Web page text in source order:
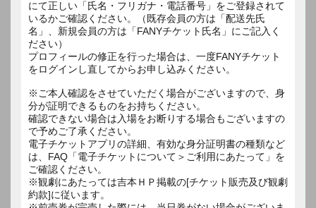
にて正しい「氏名・フリガナ・電話番号」をご登録されて
いるかご確認ください。（既存会員の方は「配送先氏
名」、新規会員の方は「FANYチケット氏名」にご記入く
ださい）
プロフィールの修正を行った場合は、一度FANYチケット
をログインし直してからお申し込みください。
※ご本人確認をさせていただく場合がございますので、身
分が証明できるものをお持ちください。
確認できない場合は入場をお断りする場合もございますの
で予めご了承ください。
電子チケットアプリの詳細、有効な身分証明書の種類など
は、FAQ「電子チケットについて＞ご利用にあたって」を
ご確認ください。
※観劇にあたっては吉本ＨＰ掲載の[チケット販売及び観劇
約款]に従います。